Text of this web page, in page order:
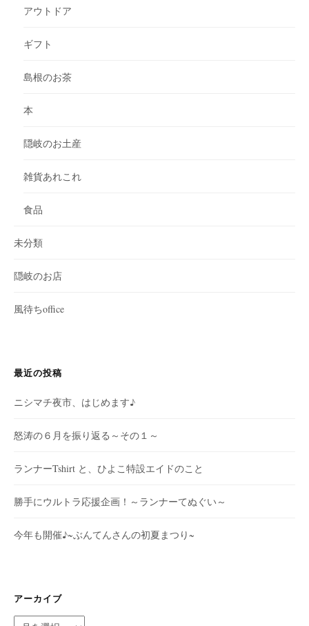
アウトドア
ギフト
島根のお茶
本
隠岐のお土産
雑貨あれこれ
食品
未分類
隠岐のお店
風待ちoffice
最近の投稿
ニシマチ夜市、はじめます♪
怒涛の６月を振り返る～その１～
ランナーTshirt と、ひよこ特設エイドのこと
勝手にウルトラ応援企画！～ランナーてぬぐい～
今年も開催♪~ぶんてんさんの初夏まつり~
アーカイブ